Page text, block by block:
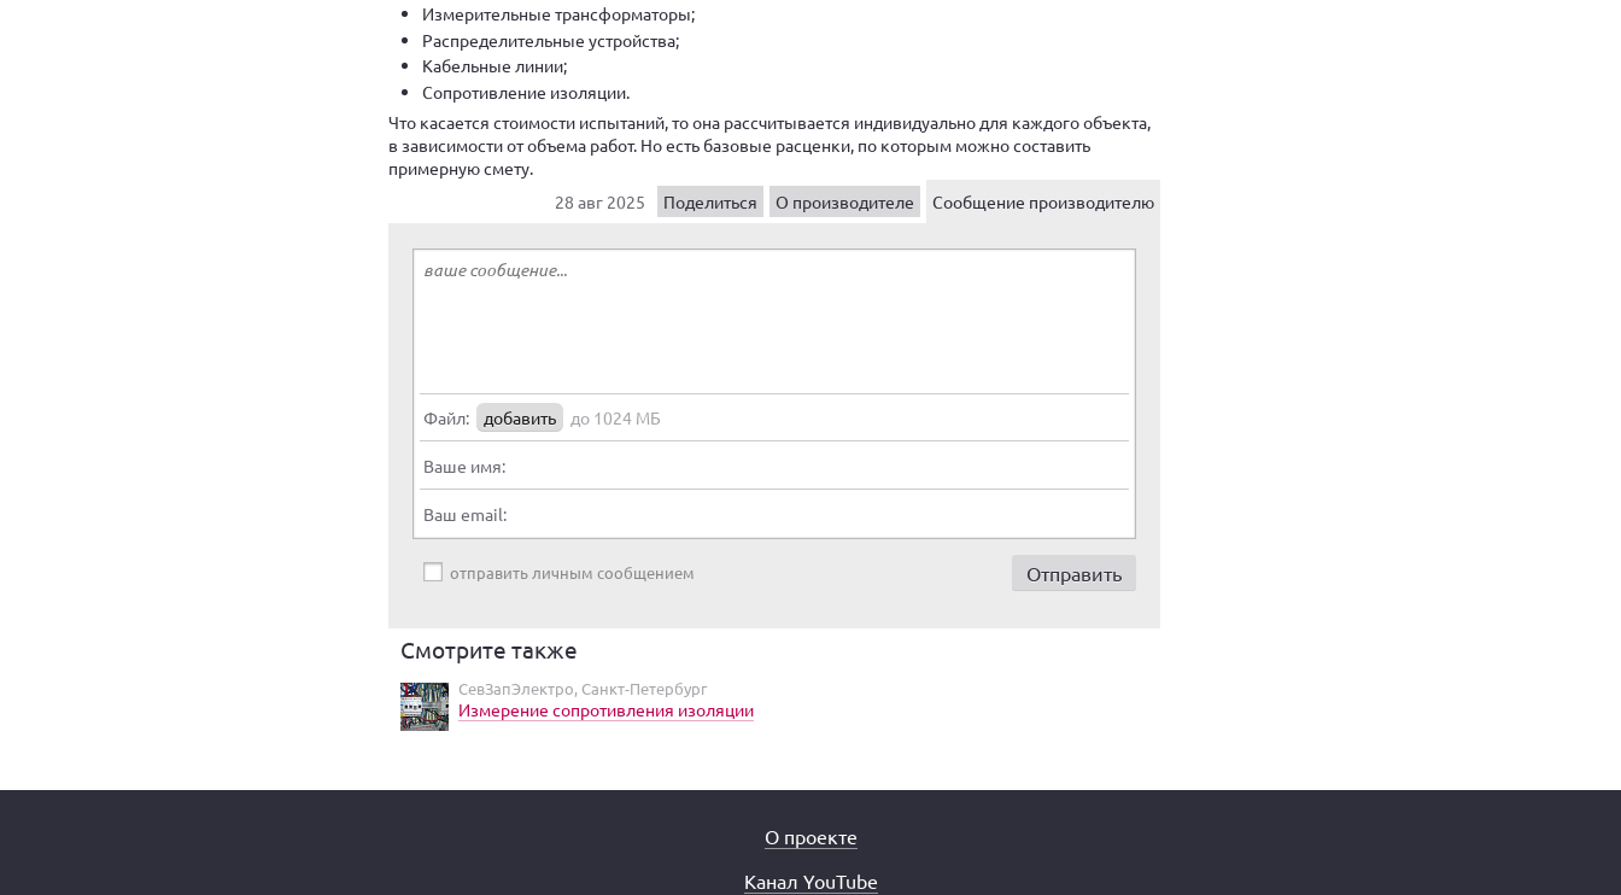
Измерительные трансформаторы;
Распределительные устройства;
Кабельные линии;
Сопротивление изоляции.
Что касается стоимости испытаний, то она рассчитывается индивидуально для каждого объекта,
в зависимости от объема работ. Но есть базовые расценки, по которым можно составить
примерную смету.
28 авг 2025
Поделиться О производителе Сообщение производителю
Файл: добавить до 1024 МБ
Ваше имя:
Ваш email:
отправить личным сообщением
Смотрите также
СевЗапЭлектро, Санкт-Петербург
Измерение сопротивления изоляции
О проекте
Канал YouTube